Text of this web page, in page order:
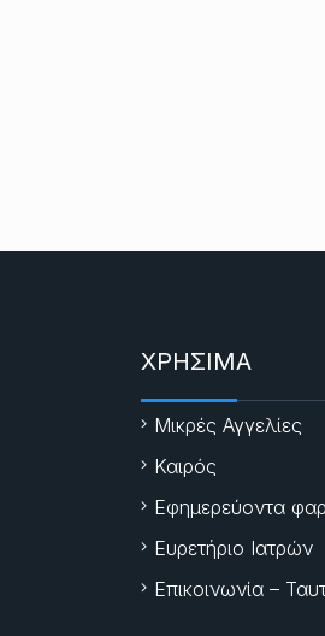
ΧΡΗΣΙΜΑ
Μικρές Αγγελίες
Καιρός
Εφημερεύοντα
Ευρετήριο Ιατρών
Επικοινωνία –